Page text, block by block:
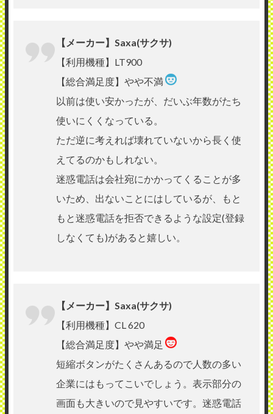
【メーカー】Saxa(サクサ)
【利用機種】LT900
【総合満足度】やや不満
以前は使い安かったが、だいぶ年数がたち
使いにくくなっている。
ただ逆に考えれば壊れていないから長く使
えてるのかもしれない。
迷惑電話は会社宛にかかってくることが多
いため、出ないことにはしているが、もと
もと迷惑電話を拒否できるような設定(登録
しなくても)があると嬉しい。
【メーカー】Saxa(サクサ)
【利用機種】CL 620
【総合満足度】やや満足
短縮ボタンがたくさんあるので人数の多い
企業にはもってこいでしょう。表示部分の
画面も大きいので見やすいです。迷惑電話